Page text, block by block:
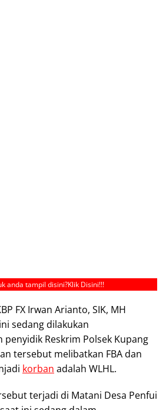
anda tampil disini?Klik Disini!!!
FX Irwan Arianto, SIK, MH
sedang dilakukan
Reskrim Polsek Kupang
tersebut melibatkan FBA dan
korban adalah WLHL.
terjadi di Matani Desa Penfui